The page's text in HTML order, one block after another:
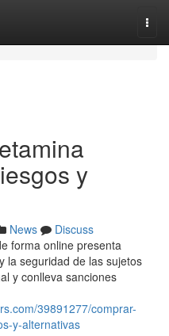
y
News
Discuss
forma online presenta
la seguridad de las sujetos
y conlleva sanciones
39891277/comprar-
y-alternativas